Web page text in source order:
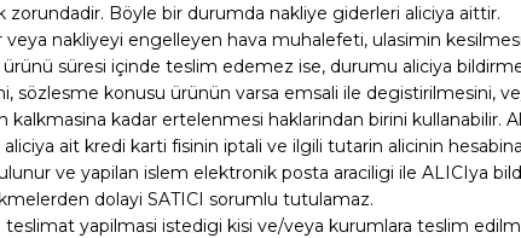
zorundadir. Böyle bir durumda nakliye giderleri aliciya aittir.
veya nakliyeyi engelleyen hava muhalefeti, ulasimin
süresi içinde teslim edemez ise, durumu aliciya
sözlesme konusu ürünün varsa emsali ile degistirilmesini,
kadar ertelenmesi haklarindan birini kullanabilir.
ait kredi karti fisinin iptali ve ilgili tutarin alicinin
ve yapilan islem elektronik posta araciligi ile ALICIya
dolayi SATICI sorumlu tutulamaz.
yapilmasi istedigi kisi ve/veya kurumlara teslim